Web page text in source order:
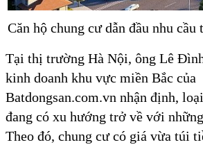
Căn hộ chung cư dẫn đầu nhu
Tại thị trường Hà Nội, ông Lê
kinh doanh khu vực miền Bắc của
Batdongsan.com.vn nhận định,
đang có xu hướng trở về với
Theo đó, chung cư có giá vừa túi